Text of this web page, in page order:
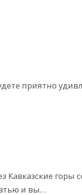
приятно
Кавказские горы
и вы…